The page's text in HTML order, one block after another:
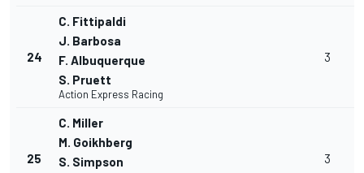
24
C. Fittipaldi
J. Barbosa
F. Albuquerque
S. Pruett
Action Express Racing
3
25
C. Miller
M. Goikhberg
S. Simpson
3